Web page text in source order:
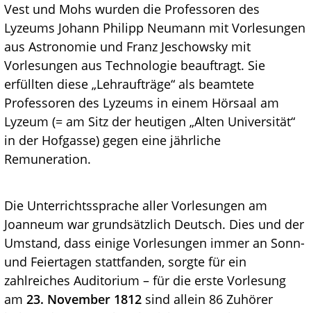
Vest und Mohs wurden die Professoren des
Lyzeums Johann Philipp Neumann mit Vorlesungen
aus Astronomie und Franz Jeschowsky mit
Vorlesungen aus Technologie beauftragt. Sie
erfüllten diese „Lehraufträge“ als beamtete
Professoren des Lyzeums in einem Hörsaal am
Lyzeum (= am Sitz der heutigen „Alten Universität“
in der Hofgasse) gegen eine jährliche
Remuneration.
Die Unterrichtssprache aller Vorlesungen am
Joanneum war grundsätzlich Deutsch. Dies und der
Umstand, dass einige Vorlesungen immer an Sonn-
und Feiertagen stattfanden, sorgte für ein
zahlreiches Auditorium – für die erste Vorlesung
am 23. November 1812 sind allein 86 Zuhörer